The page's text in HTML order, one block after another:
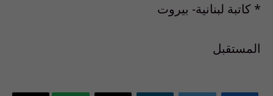
* كاتبة لبنانية- بيروت
المستقبل